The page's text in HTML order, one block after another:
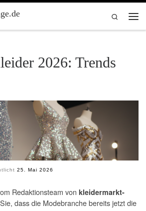
Search
2026: Trends
25. Mai 2026
Redaktionsteam von kleidermarkt-
dass die Modebranche bereits jetzt die